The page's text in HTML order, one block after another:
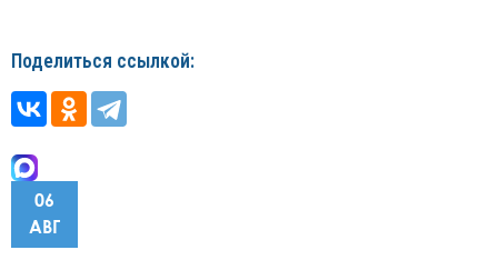
Поделиться ссылкой:
06
АВГ